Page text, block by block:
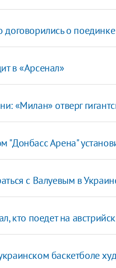
договорились о поединке
в «Арсенал»
«Милан» отверг
"Донбасс Арена"
с Валуевым в
кто поедет на
баскетболе